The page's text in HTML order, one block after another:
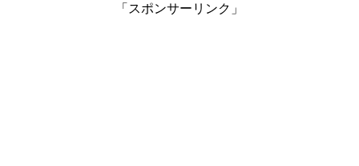
「スポンサーリンク」